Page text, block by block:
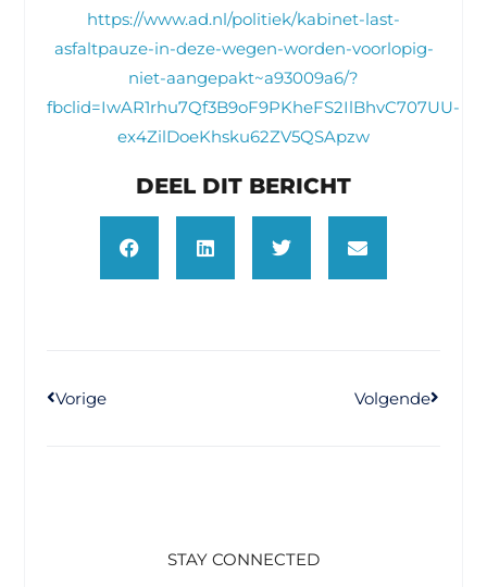
https://www.ad.nl/politiek/kabinet-last-
asfaltpauze-in-deze-wegen-worden-voorlopig-
niet-aangepakt~a93009a6/?
fbclid=IwAR1rhu7Qf3B9oF9PKheFS2IlBhvC707UU-
ex4ZilDoeKhsku62ZV5QSApzw
DEEL DIT BERICHT
Vorige Volgende
STAY CONNECTED